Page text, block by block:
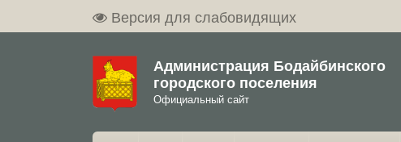
Версия для слабовидящих
Администрация Бодайбинского
городского поселения
Официальный сайт